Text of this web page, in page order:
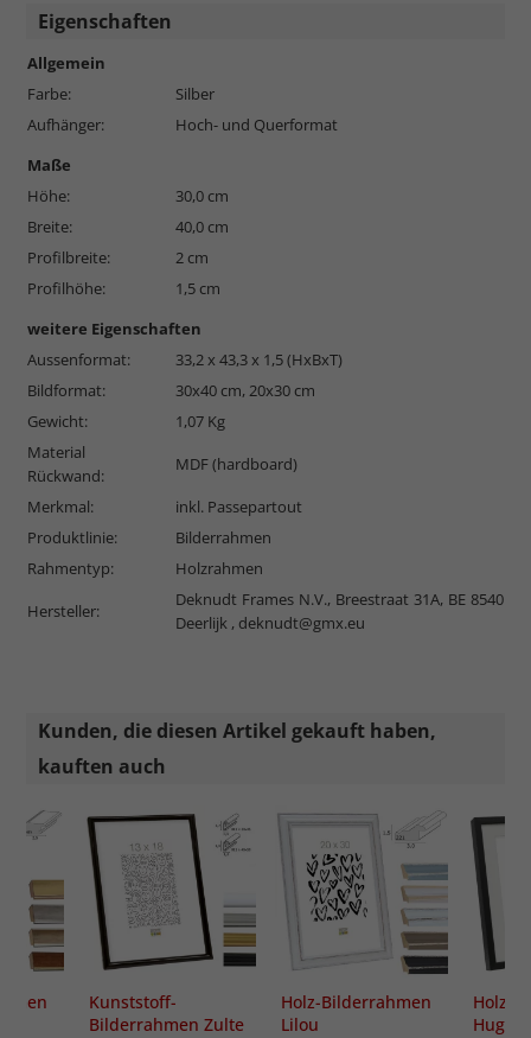
Eigenschaften
Allgemein
Farbe:
Silber
Aufhänger:
Hoch- und Querformat
Maße
Höhe:
30,0 cm
Breite:
40,0 cm
Profilbreite:
2 cm
Profilhöhe:
1,5 cm
weitere Eigenschaften
Aussenformat:
33,2 x 43,3 x 1,5 (HxBxT)
Bildformat:
30x40 cm, 20x30 cm
Gewicht:
1,07 Kg
Material
Rückwand:
MDF (hardboard)
Merkmal:
inkl. Passepartout
Produktlinie:
Bilderrahmen
Rahmentyp:
Holzrahmen
Hersteller:
Deknudt Frames N.V., Breestraat 31A, BE 8540
Deerlijk , deknudt@gmx.eu
Kunden, die diesen Artikel gekauft haben,
kauften auch
Kunststoff-
Bilderrahmen Zulte
Holz-Bilderrahmen
Lilou
Holz-